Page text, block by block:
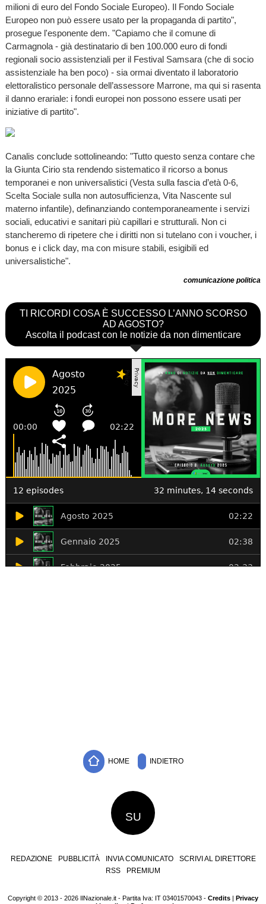
milioni di euro del Fondo Sociale Europeo). Il Fondo Sociale
Europeo non può essere usato per la propaganda di partito",
prosegue l'esponente dem. "Capiamo che il comune di
Carmagnola - già destinatario di ben 100.000 euro di fondi
regionali socio assistenziali per il Festival Samsara (che di socio
assistenziale ha ben poco) - sia ormai diventato il laboratorio
elettoralistico personale dell’assessore Marrone, ma qui si rasenta
il danno erariale: i fondi europei non possono essere usati per
iniziative di partito".
Canalis conclude sottolineando: "Tutto questo senza contare che
la Giunta Cirio sta rendendo sistematico il ricorso a bonus
temporanei e non universalistici (Vesta sulla fascia d’età 0-6,
Scelta Sociale sulla non autosufficienza, Vita Nascente sul
materno infantile), definanziando contemporaneamente i servizi
sociali, educativi e sanitari più capillari e strutturali. Non ci
stancheremo di ripetere che i diritti non si tutelano con i voucher, i
bonus e i click day, ma con misure stabili, esigibili ed
universalistiche".
comunicazione politica
TI RICORDI COSA È SUCCESSO L’ANNO SCORSO
AD AGOSTO?
Ascolta il podcast con le notizie da non dimenticare
HOME INDIETRO
SU
REDAZIONE PUBBLICITÀ INVIA COMUNICATO
SCRIVI AL DIRETTORE
RSS
PREMIUM
Copyright © 2013 - 2026 IlNazionale.it - Partita Iva: IT 03401570043 - Credits | Privacy